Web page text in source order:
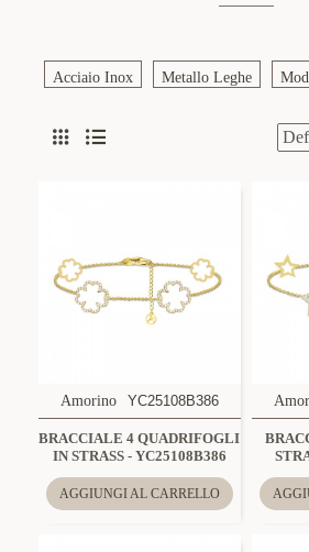
Acciaio Inox Metallo Leghe
Amorino YC25108B386
BRACCIALE 4 QUADRIFOGLI
IN STRASS - YC25108B386
AGGIUNGI AL CARRELLO